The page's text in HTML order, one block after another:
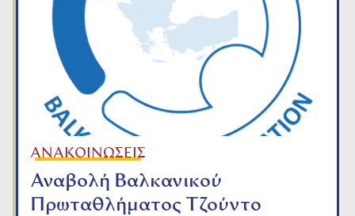
ΑΝΑΚΟΙΝΩΣΕΙΣ
Αναβολή Βαλκανικού
Πρωταθλήματος Τζούντο